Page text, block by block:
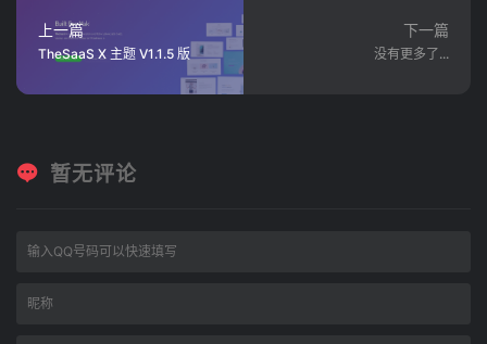
上一篇
TheSaaS X 主题 V1.1.5 版
下一篇
没有更多了...
暂无评论